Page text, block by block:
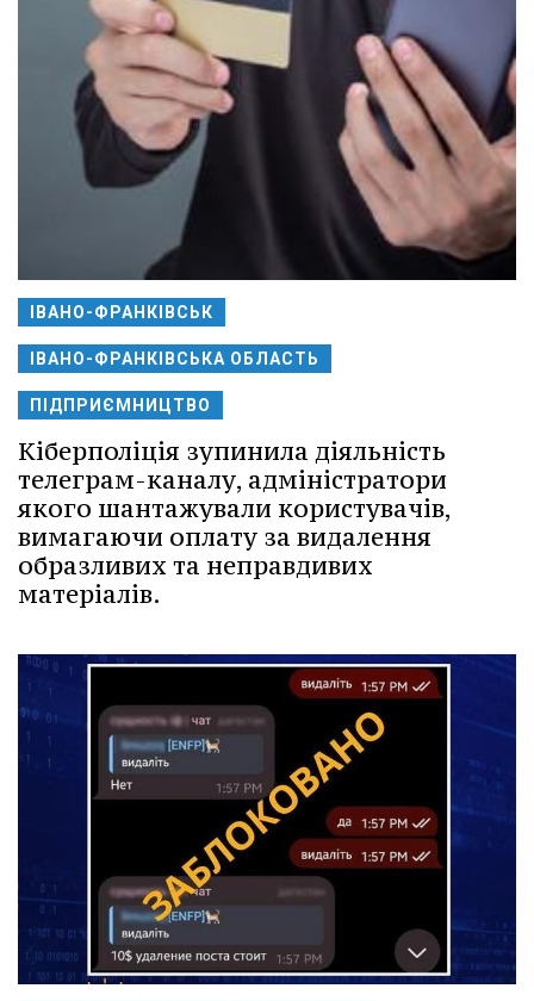
ІВАНО-ФРАНКІВСЬК
ІВАНО-ФРАНКІВСЬКА ОБЛАСТЬ
ПІДПРИЄМНИЦТВО
Кіберполіція зупинила діяльність
телеграм-каналу, адміністратори
якого шантажували користувачів,
вимагаючи оплату за видалення
образливих та неправдивих
матеріалів.